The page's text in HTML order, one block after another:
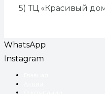
5) ТЦ «Красивый
WhatsApp
Instagram